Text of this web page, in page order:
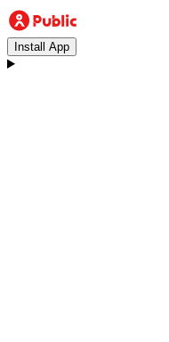
Install App